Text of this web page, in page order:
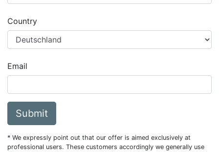
Country
Email
Submit
* We expressly point out that our offer is aimed exclusively at
professional users. These customers accordingly we generally use